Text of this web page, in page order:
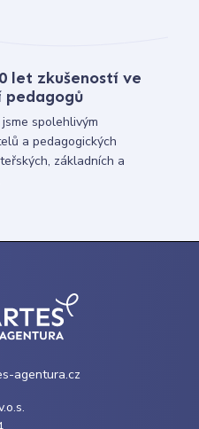
let zkušeností ve
pedagogů
spolehlivým
a pedagogických
základních a
agentura.cz